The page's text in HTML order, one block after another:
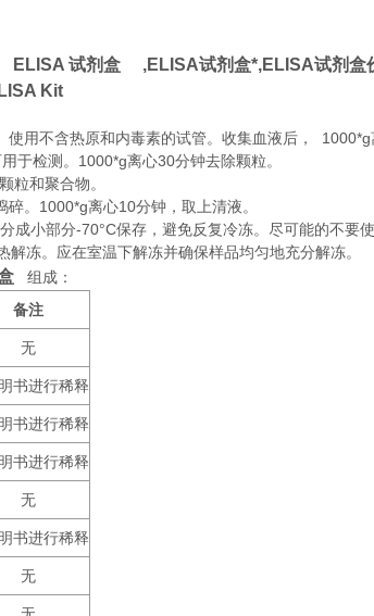
ELISA 试剂盒 ,ELISA试剂盒*,ELISA试剂盒
Kit
不含热原和内毒素的试管。收集血液后， 1000*g
检测。1000*g离心30分钟去除颗粒。
和聚合物。
1000*g离心10分钟，取上清液。
部分-70°C保存，避免反复冷冻。尽可能的不要使
冻。应在室温下解冻并确保样品均匀地充分解冻。
组成：
备注
无
书进行稀释
书进行稀释
书进行稀释
无
书进行稀释
无